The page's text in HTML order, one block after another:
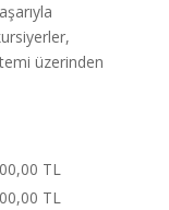
üzerinden
TL
TL